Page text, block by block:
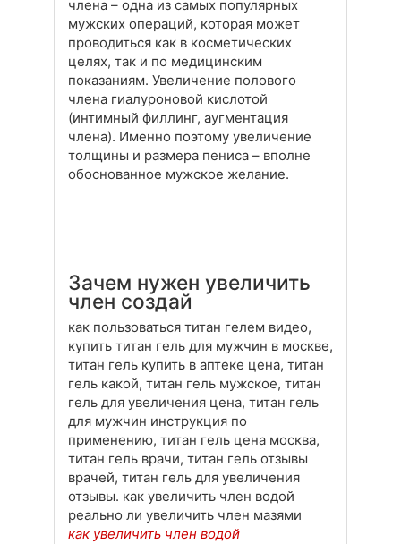
члена – одна из самых популярных
мужских операций, которая может
проводиться как в косметических
целях, так и по медицинским
показаниям. Увеличение полового
члена гиалуроновой кислотой
(интимный филлинг, аугментация
члена). Именно поэтому увеличение
толщины и размера пениса – вполне
обоснованное мужское желание.
Зачем нужен увеличить
член создай
как пользоваться титан гелем видео,
купить титан гель для мужчин в москве,
титан гель купить в аптеке цена, титан
гель какой, титан гель мужское, титан
гель для увеличения цена, титан гель
для мужчин инструкция по
применению, титан гель цена москва,
титан гель врачи, титан гель отзывы
врачей, титан гель для увеличения
отзывы. как увеличить член водой
реально ли увеличить член мазями
как увеличить член водой